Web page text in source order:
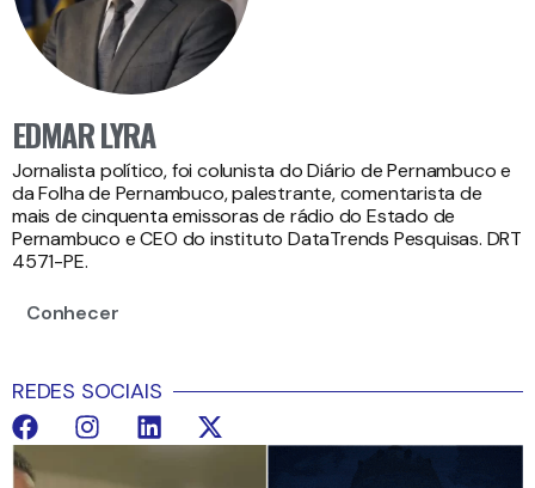
EDMAR LYRA
Jornalista político, foi colunista do Diário de Pernambuco e
da Folha de Pernambuco, palestrante, comentarista de
mais de cinquenta emissoras de rádio do Estado de
Pernambuco e CEO do instituto DataTrends Pesquisas. DRT
4571-PE.
Conhecer
REDES SOCIAIS